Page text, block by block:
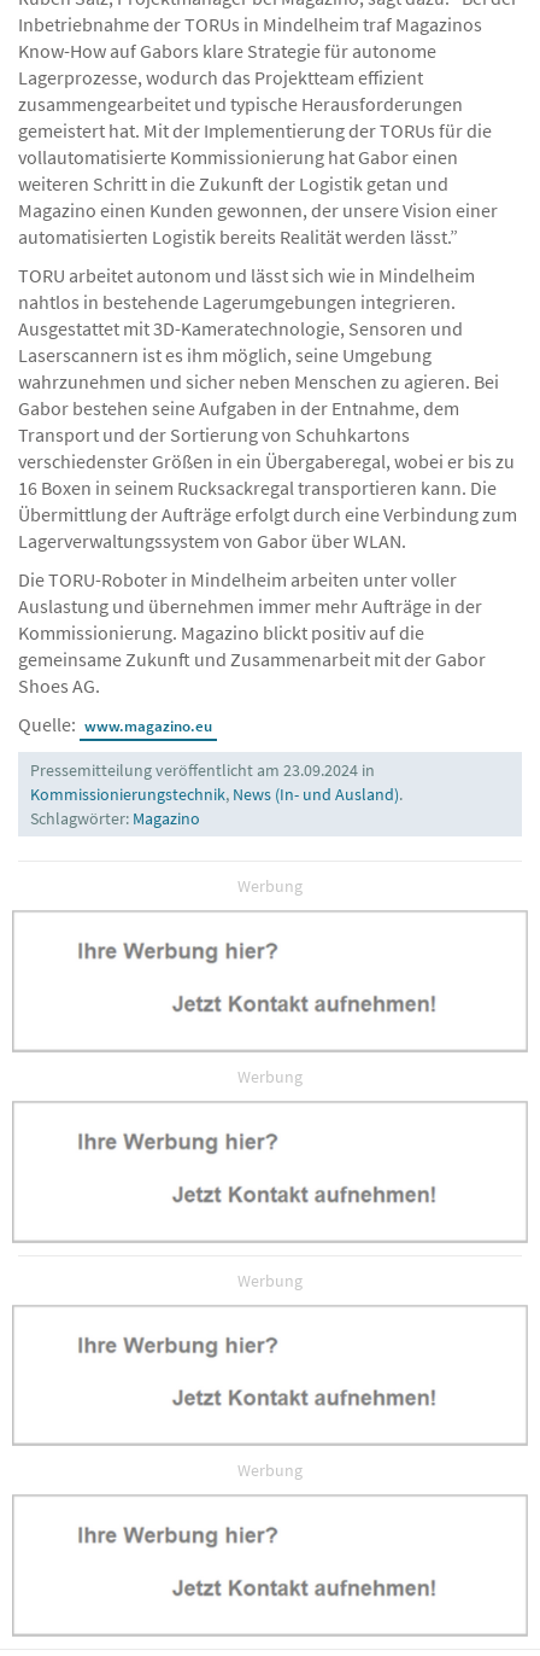
Inbetriebnahme der TORUs in Mindelheim traf Magazinos
Know-How auf Gabors klare Strategie für autonome
Lagerprozesse, wodurch das Projektteam effizient
zusammengearbeitet und typische Herausforderungen
gemeistert hat. Mit der Implementierung der TORUs für die
vollautomatisierte Kommissionierung hat Gabor einen
weiteren Schritt in die Zukunft der Logistik getan und
Magazino einen Kunden gewonnen, der unsere Vision einer
automatisierten Logistik bereits Realität werden lässt.”
TORU arbeitet autonom und lässt sich wie in Mindelheim
nahtlos in bestehende Lagerumgebungen integrieren.
Ausgestattet mit 3D-Kameratechnologie, Sensoren und
Laserscannern ist es ihm möglich, seine Umgebung
wahrzunehmen und sicher neben Menschen zu agieren. Bei
Gabor bestehen seine Aufgaben in der Entnahme, dem
Transport und der Sortierung von Schuhkartons
verschiedenster Größen in ein Übergaberegal, wobei er bis zu
16 Boxen in seinem Rucksackregal transportieren kann. Die
Übermittlung der Aufträge erfolgt durch eine Verbindung zum
Lagerverwaltungssystem von Gabor über WLAN.
Die TORU-Roboter in Mindelheim arbeiten unter voller
Auslastung und übernehmen immer mehr Aufträge in der
Kommissionierung. Magazino blickt positiv auf die
gemeinsame Zukunft und Zusammenarbeit mit der Gabor
Shoes AG.
Quelle: www.magazino.eu
Pressemitteilung veröffentlicht am 23.09.2024 in
Kommissionierungstechnik, News (In- und Ausland).
Schlagwörter: Magazino
Werbung
Werbung
Werbung
Werbung